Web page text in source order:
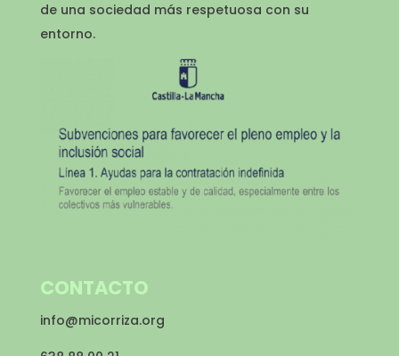
de una sociedad más respetuosa con su
entorno.
CONTACTO
info@micorriza.org